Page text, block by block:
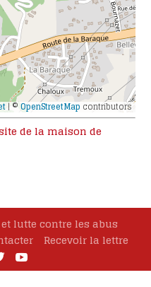
| © OpenStreetMap contributors
de la maison de
lutte contre les abus
Recevoir la lettre